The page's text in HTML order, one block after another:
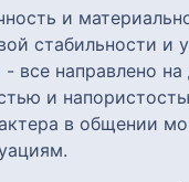
и
стабильности и
направлено
и
в общении